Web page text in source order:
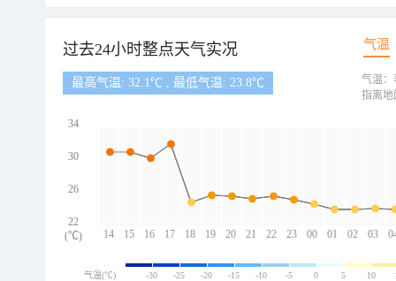
过去24小时整点天气实况 气温
最高气温: 32.1℃ , 最低气温: 23.8℃
14 15 16 17 18 19 20 21 22 23 00 01 02 03
34
30
26
22
(℃)
气温：
指离地
气温(℃) -30 -25 -20 -15 -10 -5 0 5 10